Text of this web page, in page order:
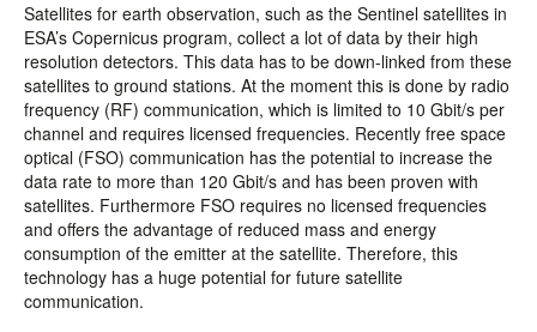
Satellites for earth observation, such as the Sentinel satellites in
ESA’s Copernicus program, collect a lot of data by their high
resolution detectors. This data has to be down-linked from these
satellites to ground stations. At the moment this is done by radio
frequency (RF) communication, which is limited to 10 Gbit/s per
channel and requires licensed frequencies. Recently free space
optical (FSO) communication has the potential to increase the
data rate to more than 120 Gbit/s and has been proven with
satellites. Furthermore FSO requires no licensed frequencies
and offers the advantage of reduced mass and energy
consumption of the emitter at the satellite. Therefore, this
technology has a huge potential for future satellite
communication.